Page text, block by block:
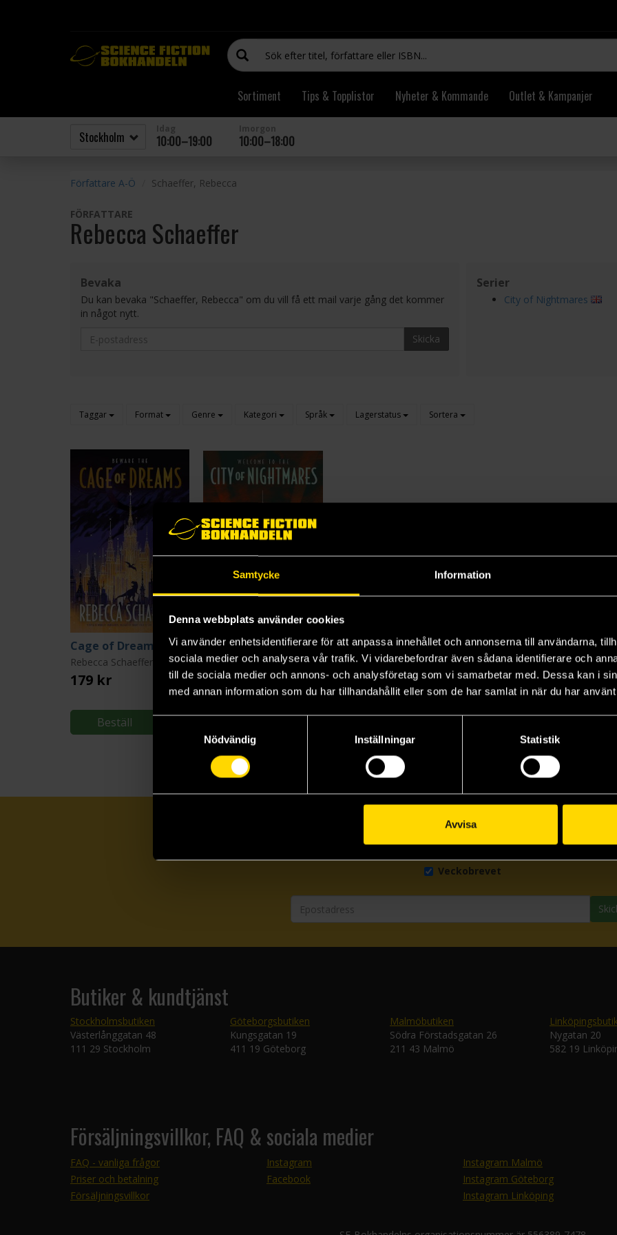
Samtycke Information
Denna webbplats använder cookies
Vi använder enhetsidentifierare för att anpassa innehållet och annonserna till användarna,
sociala medier och analysera vår trafik. Vi vidarebefordrar även sådana identifierare och
till de sociala medier och annons- och analysföretag som vi samarbetar med. Dessa kan i
med annan information som du har tillhandahållit eller som de har samlat in när du har
Nödvändig
Inställningar Statistik
Avvisa
Sortiment Tips & Topplistor Nyheter & Kommande Outlet & Kampanjer
10:00–19:00 10:00–18:00
Författare A-Ö Schaeffer, Rebecca
FÖRFATTARE
Rebecca Schaeffer
Bevaka
Du kan bevaka "Schaeffer, Rebecca" om du vill få ett mail varje gång det kommer
in något nytt.
Skicka
Serier
City of Nightmares
Taggar Format Genre Kategori Språk Lagerstatus Sortera
Cage of Dreams
Rebecca Schaeffer
179 kr
Beställ
City of Nightmares
Rebecca Schaeffer
179 kr
Längre leveranstid
Prenumerera på vårt nyhetsbrev
Veckobrevet
Butiker & kundtjänst
Stockholmsbutiken
Västerlånggatan 48
111 29 Stockholm
Göteborgsbutiken
Kungsgatan 19
411 19 Göteborg
Malmöbutiken
Södra Förstadsgatan 26
211 43 Malmö
Nygatan 20
582 19
Försäljningsvillkor, FAQ & sociala medier
FAQ - vanliga frågor
Priser och betalning
Försäljningsvillkor
Instagram
Facebook
Instagram Malmö
Instagram Göteborg
Instagram Linköping